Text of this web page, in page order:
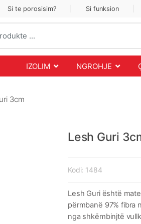
Si te porosisim? Si funksion
IZOLIM NGROHJE
3cm
Lesh Guri
Kodi: 1484
Lesh Guri është
përmbanë 97% fibra
nga shkëmbinjtë